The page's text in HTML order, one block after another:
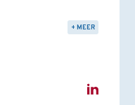
+ MEER